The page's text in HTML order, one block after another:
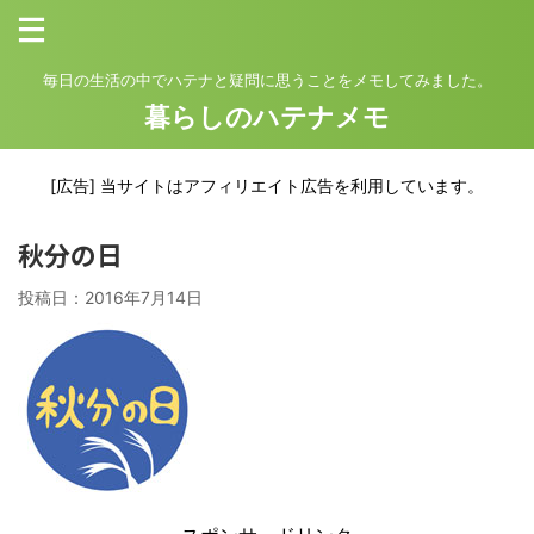
毎日の生活の中でハテナと疑問に思うことをメモしてみました。
暮らしのハテナメモ
[広告] 当サイトはアフィリエイト広告を利用しています。
秋分の日
投稿日： 2016年7月14日